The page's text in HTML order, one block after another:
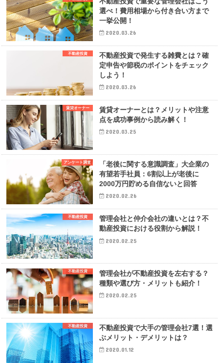
選べ！費用相場から付き合い方まで
一挙公開！
2020.03.26
不動産投資
不動産投資で発生する雑費とは？確
定申告や節税のポイントをチェック
しよう！
2020.03.26
賃貸オーナー
賃貸オーナーとは？メリットや注意
点を成功事例から読み解く！
2020.03.25
アンケート調査
「老後に関する意識調査」大企業の
有望若手社員：6割以上が老後に
2000万円貯める自信ないと回答
2020.02.26
不動産投資
管理会社と仲介会社の違いとは？不
動産投資における役割から解説！
2020.02.25
不動産投資
管理会社が不動産投資を左右する？
種類や選び方・メリットも紹介！
2020.02.25
不動産投資
不動産投資で大手の管理会社7選！選
ぶメリット・デメリットは？
2020.01.12